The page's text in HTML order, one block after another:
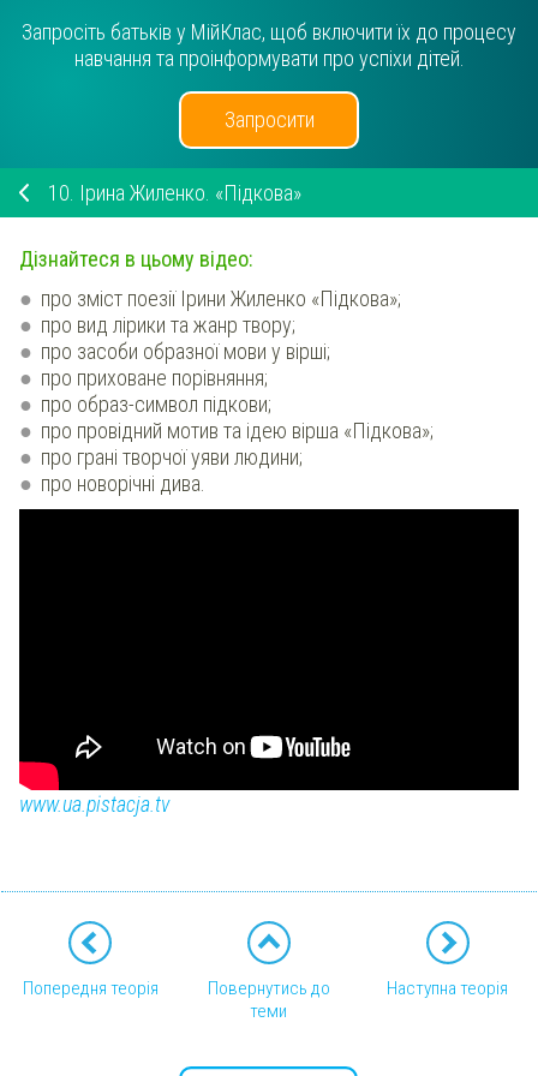
Запросіть батьків у МійКлас, щоб включити їх до процесу
навчання та проінформувати про успіхи дітей.
Запросити
10. Ірина Жиленко. «Підкова»
Дізнайтеся в цьому відео:
про зміст поезії Ірини Жиленко «Підкова»;
про вид лірики та жанр твору;
про засоби образної мови у вірші;
про приховане порівняння;
про образ-символ підкови;
про провідний мотив та ідею вірша «Підкова»;
про грані творчої уяви людини;
про новорічні дива.
www.ua.pistacja.tv
Попередня теорія
Повернутись до
теми
Наступна теорія